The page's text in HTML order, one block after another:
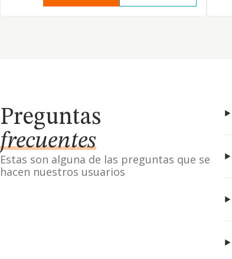
Preguntas
frecuentes
Estas son alguna de las preguntas que se
hacen nuestros usuarios